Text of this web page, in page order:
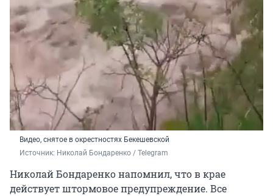
Видео, снятое в окрестностях Бекешевской
Источник: Николай Бондаренко / Telegram
Николай Бондаренко напомнил, что в крае
действует штормовое предупреждение. Все